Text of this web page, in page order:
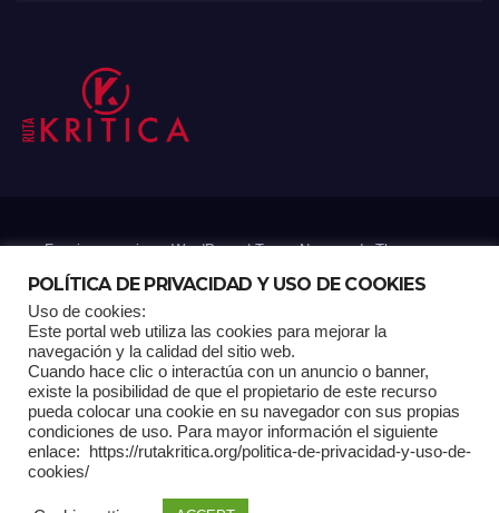
Funciona gracias a WordPress|Tema: Newsup deThemeansar
Home Análisis Carrito RK Contactos Documental Gracias !
Multimedia Página de ejemplo Pagina Principal Pago
POLÍTICA DE PRIVACIDAD Y USO DE COOKIES
Uso de cookies:
Este portal web utiliza las cookies para mejorar la
navegación y la calidad del sitio web.
Cuando hace clic o interactúa con un anuncio o banner,
existe la posibilidad de que el propietario de este recurso
pueda colocar una cookie en su navegador con sus propias
condiciones de uso. Para mayor información el siguiente
enlace: https://rutakritica.org/politica-de-privacidad-y-uso-de-
cookies/